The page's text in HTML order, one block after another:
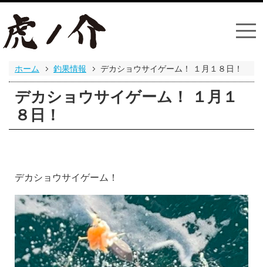
ホーム 釣果情報 デカショウサイゲーム！ １月１８日！
デカショウサイゲーム！ １月１
８日！
デカショウサイゲーム！